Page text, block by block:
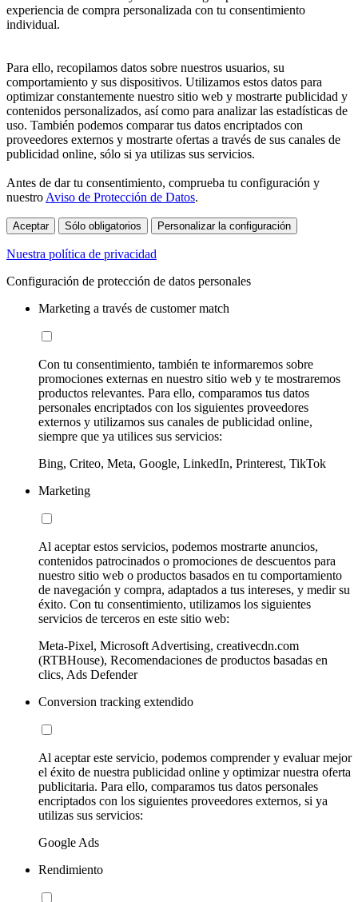
experiencia de compra personalizada con tu consentimiento
individual.
Para ello, recopilamos datos sobre nuestros usuarios, su
comportamiento y sus dispositivos. Utilizamos estos datos para
optimizar constantemente nuestro sitio web y mostrarte publicidad y
contenidos personalizados, así como para analizar las estadísticas de
uso. También podemos comparar tus datos encriptados con
proveedores externos y mostrarte ofertas a través de sus canales de
publicidad online, sólo si ya utilizas sus servicios.
Antes de dar tu consentimiento, comprueba tu configuración y
nuestro Aviso de Protección de Datos.
Aceptar Sólo obligatorios Personalizar la configuración
Nuestra política de privacidad
Configuración de protección de datos personales
Marketing a través de customer match
Con tu consentimiento, también te informaremos sobre
promociones externas en nuestro sitio web y te mostraremos
productos relevantes. Para ello, comparamos tus datos
personales encriptados con los siguientes proveedores
externos y utilizamos sus canales de publicidad online,
siempre que ya utilices sus servicios:
Bing, Criteo, Meta, Google, LinkedIn, Printerest, TikTok
Marketing
Al aceptar estos servicios, podemos mostrarte anuncios,
contenidos patrocinados o promociones de descuentos para
nuestro sitio web o productos basados en tu comportamiento
de navegación y compra, adaptados a tus intereses, y medir su
éxito. Con tu consentimiento, utilizamos los siguientes
servicios de terceros en este sitio web:
Meta-Pixel, Microsoft Advertising, creativecdn.com
(RTBHouse), Recomendaciones de productos basadas en
clics, Ads Defender
Conversion tracking extendido
Al aceptar este servicio, podemos comprender y evaluar mejor
el éxito de nuestra publicidad online y optimizar nuestra oferta
publicitaria. Para ello, comparamos tus datos personales
encriptados con los siguientes proveedores externos, si ya
utilizas sus servicios:
Google Ads
Rendimiento